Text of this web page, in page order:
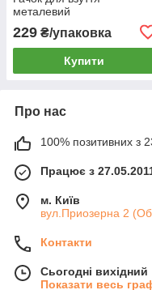
металевий
229 ₴/упаковка
Купити
Про нас
100% позитивних з
Працює з
м. Київ
вул.Приозерна 2
Контакти
Сьогодні вихідний
Показати весь